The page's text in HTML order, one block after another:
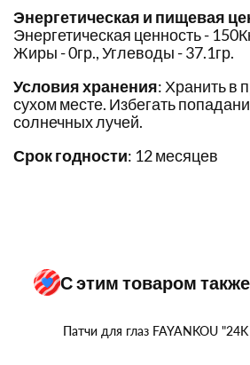
Энергетическая и пищевая
Энергетическая ценность -
Жиры - 0гр., Углеводы - 37.1гр.
Условия хранения: Хранить в
сухом месте. Избегать
солнечных лучей.
Срок годности: 12 месяцев
С этим товаром
Патчи для глаз FAYANKOU